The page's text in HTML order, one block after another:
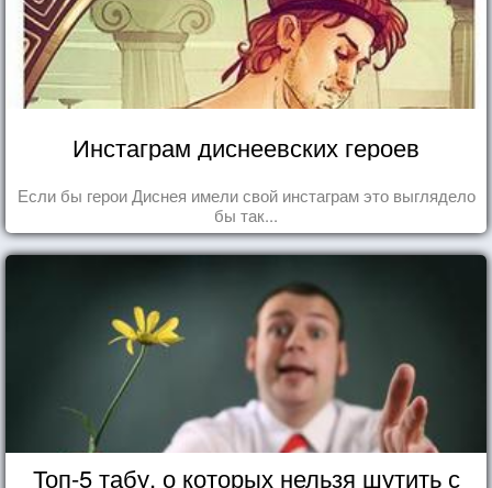
Инстаграм диснеевских героев
Если бы герои Диснея имели свой инстаграм это выглядело
бы так...
Топ-5 табу, о которых нельзя шутить с